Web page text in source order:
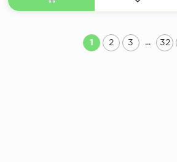
1 2 3 ... 32